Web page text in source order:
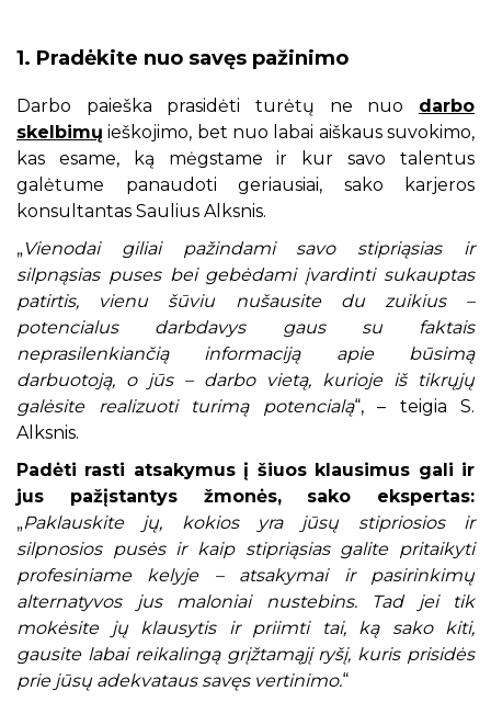
1. Pradėkite nuo savęs pažinimo
Darbo paieška prasidėti turėtų ne nuo darbo
skelbimų ieškojimo, bet nuo labai aiškaus suvokimo,
kas esame, ką mėgstame ir kur savo talentus
galėtume panaudoti geriausiai, sako karjeros
konsultantas Saulius Alksnis.
„Vienodai giliai pažindami savo stipriąsias ir
silpnąsias puses bei gebėdami įvardinti sukauptas
patirtis, vienu šūviu nušausite du zuikius –
potencialus darbdavys gaus su faktais
neprasilenkiančią informaciją apie būsimą
darbuotoją, o jūs – darbo vietą, kurioje iš tikrųjų
galėsite realizuoti turimą potencialą“, – teigia S.
Alksnis.
Padėti rasti atsakymus į šiuos klausimus gali ir
jus pažįstantys žmonės, sako ekspertas:
„Paklauskite jų, kokios yra jūsų stipriosios ir
silpnosios pusės ir kaip stipriąsias galite pritaikyti
profesiniame kelyje – atsakymai ir pasirinkimų
alternatyvos jus maloniai nustebins. Tad jei tik
mokėsite jų klausytis ir priimti tai, ką sako kiti,
gausite labai reikalingą grįžtamąjį ryšį, kuris prisidės
prie jūsų adekvataus savęs vertinimo.“